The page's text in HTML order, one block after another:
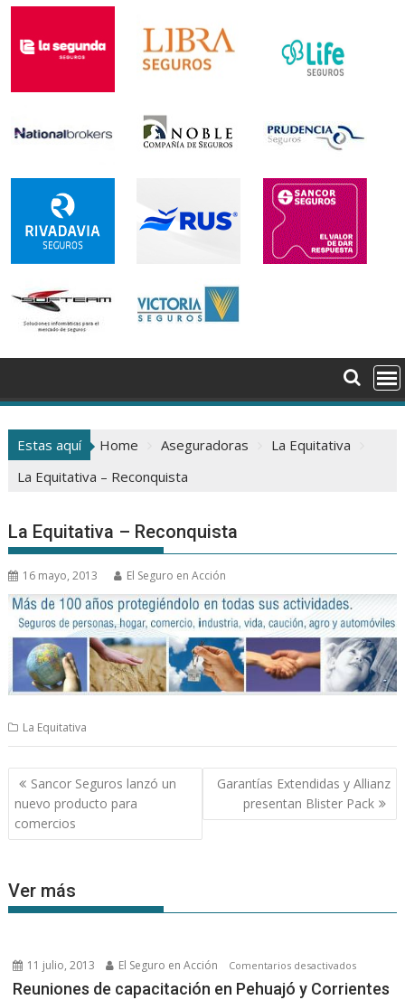
Estas aquí Home Aseguradoras
La Equitativa
La Equitativa – Reconquista
La Equitativa – Reconquista
16 mayo, 2013 El Seguro en Acción
La Equitativa
Navegación
de
entradas
Sancor Seguros lanzó un
nuevo producto para
comercios
Garantías Extendidas y Allianz
presentan Blister Pack
Ver más
11 julio, 2013 El Seguro en Acción Comentarios desactivadosen
Reuniones de capacitación en Pehuajó y Corrientes